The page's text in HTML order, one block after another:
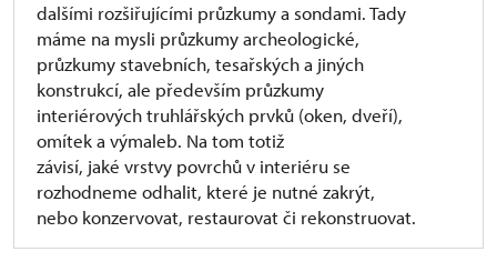
dalšími rozšiřujícími průzkumy a sondami. Tady
máme na mysli průzkumy archeologické,
průzkumy stavebních, tesařských a jiných
konstrukcí, ale především průzkumy
interiérových truhlářských prvků (oken, dveří),
omítek a výmaleb. Na tom totiž
závisí, jaké vrstvy povrchů v interiéru se
rozhodneme odhalit, které je nutné zakrýt,
nebo konzervovat, restaurovat či rekonstruovat.